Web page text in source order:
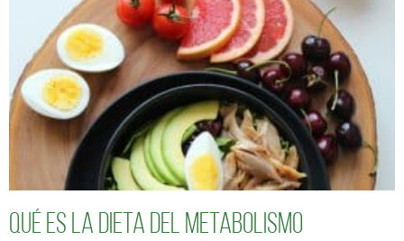
Qué es la dieta del metabolismo